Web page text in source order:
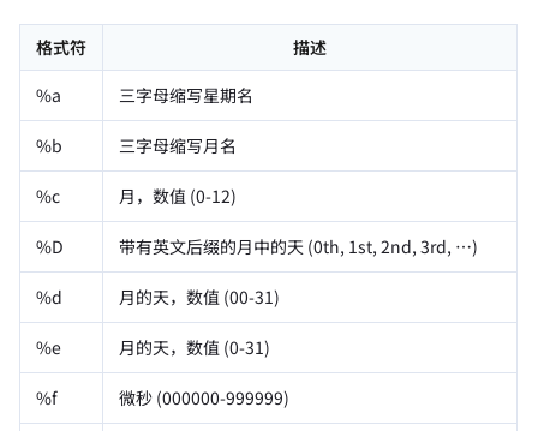
格式符
描述
%a
三字母缩写星期名
%b 三字母缩写月名
%c 月，数值 (0-12)
%D 带有英文后缀的月中的天 (0th, 1st, 2nd, 3rd, …)
%d 月的天，数值 (00-31)
%e 月的天，数值 (0-31)
%f 微秒 (000000-999999)